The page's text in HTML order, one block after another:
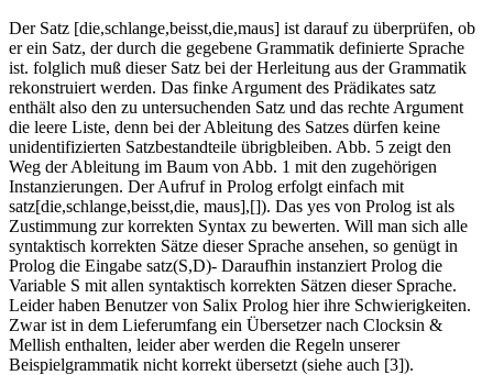
Der Satz [die,schlange,beisst,die,maus] ist darauf zu überprüfen, ob
er ein Satz, der durch die gegebene Grammatik definierte Sprache
ist. folglich muß dieser Satz bei der Herleitung aus der Grammatik
rekonstruiert werden. Das finke Argument des Prädikates satz
enthält also den zu untersuchenden Satz und das rechte Argument
die leere Liste, denn bei der Ableitung des Satzes dürfen keine
unidentifizierten Satzbestandteile übrigbleiben. Abb. 5 zeigt den
Weg der Ableitung im Baum von Abb. 1 mit den zugehörigen
Instanzierungen. Der Aufruf in Prolog erfolgt einfach mit
satz[die,schlange,beisst,die, maus],[]). Das yes von Prolog ist als
Zustimmung zur korrekten Syntax zu bewerten. Will man sich alle
syntaktisch korrekten Sätze dieser Sprache ansehen, so genügt in
Prolog die Eingabe satz(S,D)- Daraufhin instanziert Prolog die
Variable S mit allen syntaktisch korrekten Sätzen dieser Sprache.
Leider haben Benutzer von Salix Prolog hier ihre Schwierigkeiten.
Zwar ist in dem Lieferumfang ein Übersetzer nach Clocksin &
Mellish enthalten, leider aber werden die Regeln unserer
Beispielgrammatik nicht korrekt übersetzt (siehe auch [3]).